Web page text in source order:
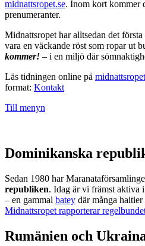
midnattsropet.se. Inom kort kommer
prenumeranter.
Midnattsropet har alltsedan det
vara en väckande röst som ropar ut
kommer! – i en miljö där
Läs tidningen online på
format: Kontakt
Till menyn
Dominikanska
Sedan 1980 har
republiken. Idag är vi främst aktiva
– en gammal batey där många
Midnattsropet rapporterar
Rumänien och